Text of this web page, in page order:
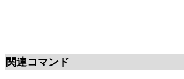
関連コマンド